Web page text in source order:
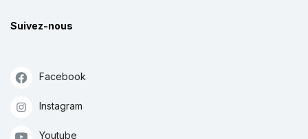
Suivez-nous
Facebook
Instagram
Youtube